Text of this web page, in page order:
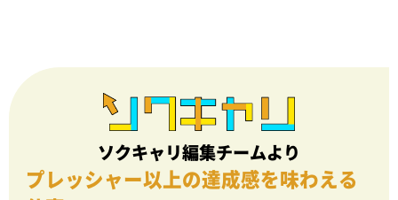
ソクキャリ編集チームより
プレッシャー以上の達成感を味わえる